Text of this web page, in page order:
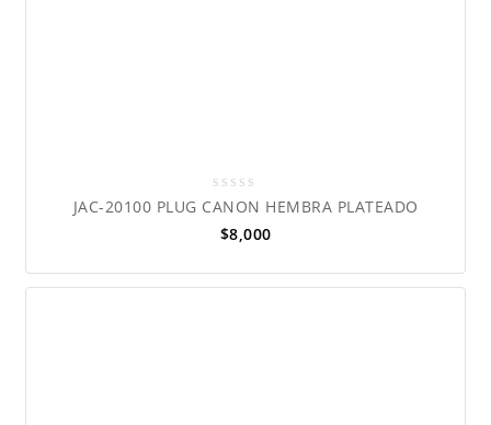
0
out
of
JAC-20100 PLUG CANON HEMBRA PLATEADO
$8,000